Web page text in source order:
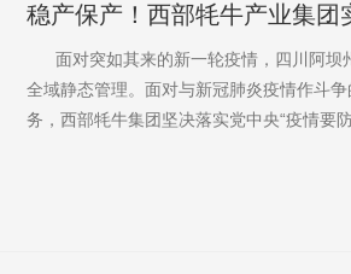
稳产保产！西部牦牛产业集
的应急生产
面对突如其来的新一轮疫情，四川阿坝
全域静态管理。面对与新冠肺炎疫情作斗
务，西部牦牛集团坚决落实党中央“疫情要